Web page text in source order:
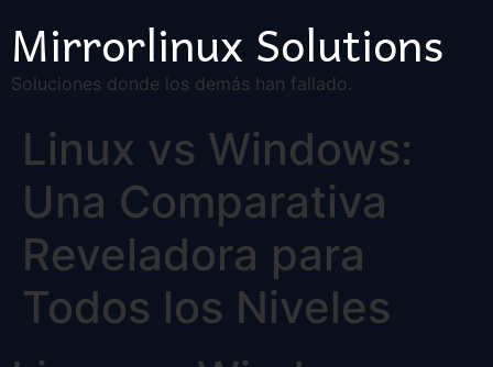
Mirrorlinux Solutions
Soluciones donde los demás han fallado.
Linux vs Windows:
Una Comparativa
Reveladora para
Todos los Niveles